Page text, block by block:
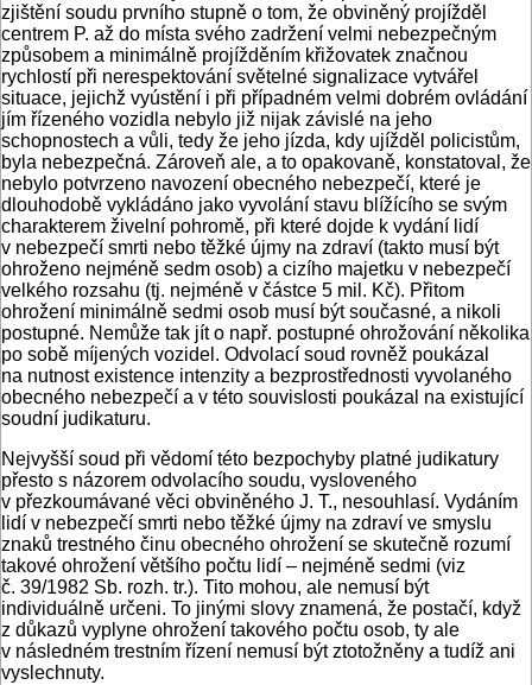
zjištění soudu prvního stupně o tom, že obviněný projížděl
centrem P. až do místa svého zadržení velmi nebezpečným
způsobem a minimálně projížděním křižovatek značnou
rychlostí při nerespektování světelné signalizace vytvářel
situace, jejichž vyústění i při případném velmi dobrém ovládání
jím řízeného vozidla nebylo již nijak závislé na jeho
schopnostech a vůli, tedy že jeho jízda, kdy ujížděl policistům,
byla nebezpečná. Zároveň ale, a to opakovaně, konstatoval, že
nebylo potvrzeno navození obecného nebezpečí, které je
dlouhodobě vykládáno jako vyvolání stavu blížícího se svým
charakterem živelní pohromě, při které dojde k vydání lidí
v nebezpečí smrti nebo těžké újmy na zdraví (takto musí být
ohroženo nejméně sedm osob) a cizího majetku v nebezpečí
velkého rozsahu (tj. nejméně v částce 5 mil. Kč). Přitom
ohrožení minimálně sedmi osob musí být současné, a nikoli
postupné. Nemůže tak jít o např. postupné ohrožování několika
po sobě míjených vozidel. Odvolací soud rovněž poukázal
na nutnost existence intenzity a bezprostřednosti vyvolaného
obecného nebezpečí a v této souvislosti poukázal na existující
soudní judikaturu.
Nejvyšší soud při vědomí této bezpochyby platné judikatury
přesto s názorem odvolacího soudu, vysloveného
v přezkoumávané věci obviněného J. T., nesouhlasí. Vydáním
lidí v nebezpečí smrti nebo těžké újmy na zdraví ve smyslu
znaků trestného činu obecného ohrožení se skutečně rozumí
takové ohrožení většího počtu lidí – nejméně sedmi (viz
č. 39/1982 Sb. rozh. tr.). Tito mohou, ale nemusí být
individuálně určeni. To jinými slovy znamená, že postačí, když
z důkazů vyplyne ohrožení takového počtu osob, ty ale
v následném trestním řízení nemusí být ztotožněny a tudíž ani
vyslechnuty.